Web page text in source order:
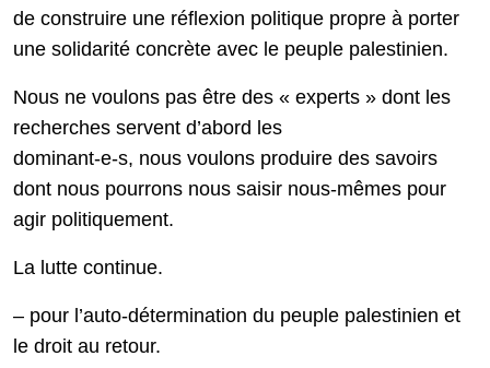
de construire une réflexion politique propre à porter
une solidarité concrète avec le peuple palestinien.
Nous ne voulons pas être des « experts » dont les
recherches servent d’abord les
dominant-e-s, nous voulons produire des savoirs
dont nous pourrons nous saisir nous-mêmes pour
agir politiquement.
La lutte continue.
– pour l’auto-détermination du peuple palestinien et
le droit au retour.